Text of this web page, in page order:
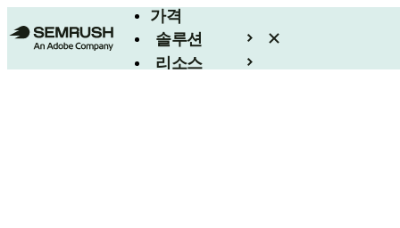
가격
솔루션
리소스